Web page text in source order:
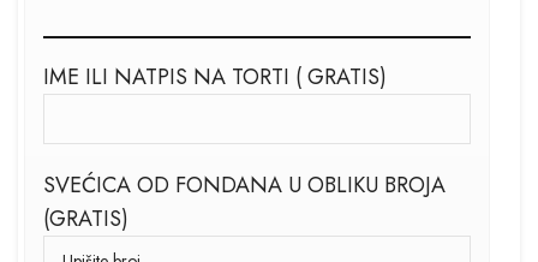
IME ILI NATPIS NA TORTI ( GRATIS)
SVEĆICA OD FONDANA U OBLIKU BROJA
(GRATIS)